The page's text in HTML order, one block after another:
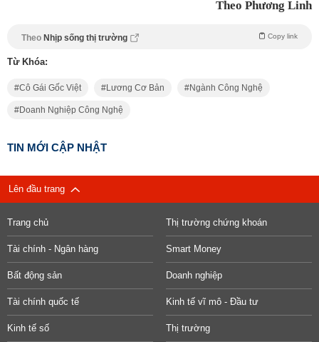
Theo Phương Linh
Theo Nhịp sống thị trường Copy link
Từ Khóa:
Cô Gái Gốc Việt Lương Cơ Bản Ngành Công Nghệ
Doanh Nghiệp Công Nghệ
TIN MỚI CẬP NHẬT
Lên đầu trang
Trang chủ Thị trường chứng khoán
Tài chính - Ngân hàng Smart Money
Bất động sản Doanh nghiệp
Tài chính quốc tế Kinh tế vĩ mô - Đầu tư
Kinh tế số Thị trường